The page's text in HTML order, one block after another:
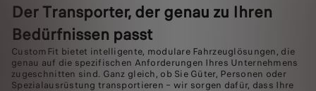
Der Transporter, der genau zu Ihren
Bedürfnissen passt
CustomFit bietet intelligente, modulare Fahrzeuglösungen, die
genau auf die spezifischen Anforderungen Ihres Unternehmens
zugeschnitten sind. Ganz gleich, ob Sie Güter, Personen oder
Spezialausrüstung transportieren – wir sorgen dafür, dass Ihre